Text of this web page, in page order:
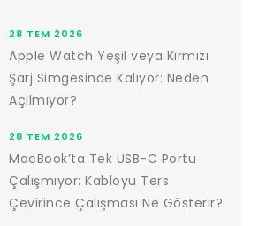
28 TEM 2026
Apple Watch Yeşil veya Kırmızı
Şarj Simgesinde Kalıyor: Neden
Açılmıyor?
28 TEM 2026
MacBook’ta Tek USB-C Portu
Çalışmıyor: Kabloyu Ters
Çevirince Çalışması Ne Gösterir?